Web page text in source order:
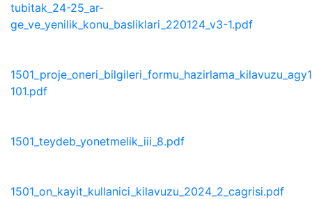
tubitak_24-25_ar-
ge_ve_yenilik_konu_basliklari_220124_v3-1.pdf
101.pdf
1501_teydeb_yonetmelik_iii_8.pdf
1501_on_kayit_kullanici_kilavuzu_2024_2_cagrisi.pdf